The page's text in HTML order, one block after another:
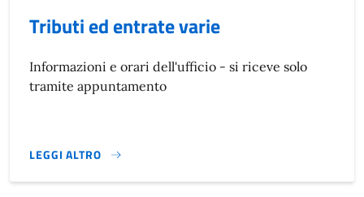
Tributi ed entrate varie
Informazioni e orari dell'ufficio - si riceve solo
tramite appuntamento
LEGGI ALTRO
}